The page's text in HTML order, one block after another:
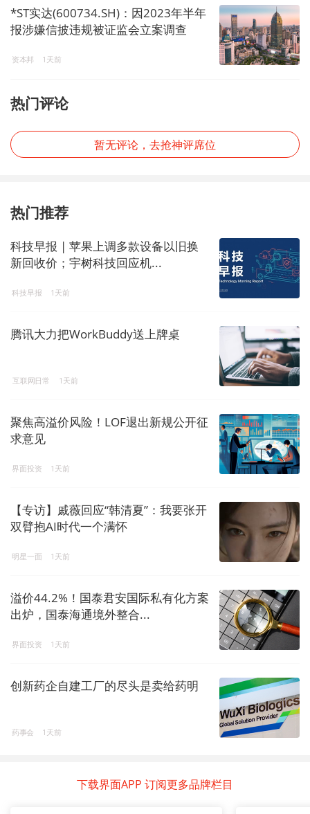
*ST实达(600734.SH)：因2023年半年
报涉嫌信披违规被证监会立案调查
资本邦 1天前
热门评论
暂无评论，去抢神评席位
热门推荐
科技早报 | 苹果上调多款设备以旧换
新回收价；宇树科技回应机...
科技早报 1天前
腾讯大力把WorkBuddy送上牌桌
互联网日常 1天前
聚焦高溢价风险！LOF退出新规公开征
求意见
界面投资 1天前
【专访】戚薇回应“韩清夏”：我要张开
双臂抱AI时代一个满怀
明星一面 1天前
溢价44.2%！国泰君安国际私有化方案
出炉，国泰海通境外整合...
界面投资 1天前
创新药企自建工厂的尽头是卖给药明
药事会 1天前
下载界面APP 订阅更多品牌栏目